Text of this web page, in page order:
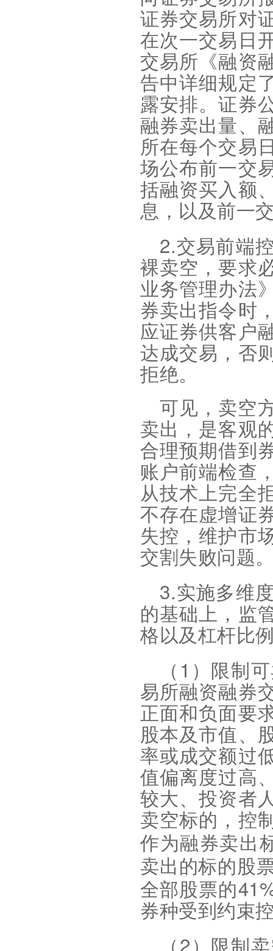
证券交易所对
在次一交易日
交易所《融资
告中详细规定
露安排。证券
融券卖出量、
所在每个交易
场公布前一交
括融资买入额
息，以及前一
2.交易前端
裸卖空，要求
业务管理办法
券卖出指令时
应证券供客户
达成交易，否
拒绝。
可见，卖空
卖出，是客观
合理预期借到
账户前端检查
从技术上完全
不存在虚增证
失控，维护市
交割失败问题
3.实施多维
的基础上，监
格以及杠杆比
（ 1 ）限制
易所融资融券
正面和负面要
股本及市值、
率或成交额过
值偏离度过高
较大、投资者
卖空标的，控
作为融券卖出
卖出的标的股
全部股票的
券种受到约束
（ 2 ）限制